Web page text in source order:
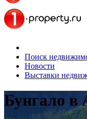
Поиск
Новости
Выставки
Бунгало в